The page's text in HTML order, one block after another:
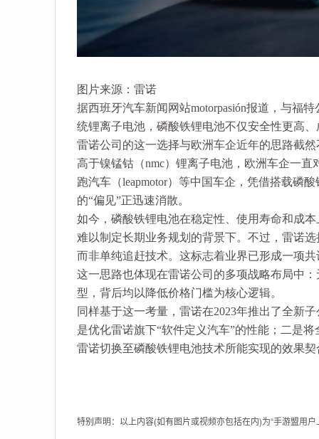
图片来源：雷诺
据西班牙汽车新闻网站motorpasión报道，与福
统锂离子电池，磷酸铁锂电池不仅安全性更高
雷诺公司的这一选择与欧洲车企近年的思路截
高于镍锰钴（nmc）锂离子电池，欧洲车企一
跑汽车（leapmotor）等中国车企，凭借搭载磷
的“偏见”正迅速消散。
如今，磷酸铁锂电池在稳定性、使用寿命和成
难以制定长期业务规划的背景下。不过，雷诺
而非单纯追赶技术。这标志着业界已形成一项
这一思路也体现在雷诺公司的多项战略布局中
型，背后均以降低价格门槛为核心逻辑。
同样基于这一考量，雷诺在2023年推出了全新
是优化雷诺旗下“软件定义汽车”的性能；二是
雷诺切换至磷酸铁锂电池技术所能实现的效果契
特别声明：以上内容(如有图片或视频亦包括在内)为“手游盟用